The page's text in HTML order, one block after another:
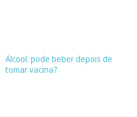
Álcool: pode beber depois de
tomar vacina?